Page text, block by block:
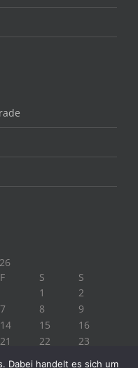
F S
S
1
2
7 8
9
14 15
16
21 22
23
Dabei handelt es sich um